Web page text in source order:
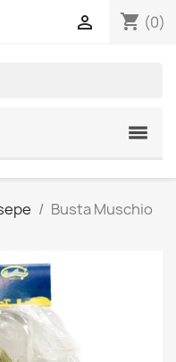
shopping_cart (0)

Busta Muschio